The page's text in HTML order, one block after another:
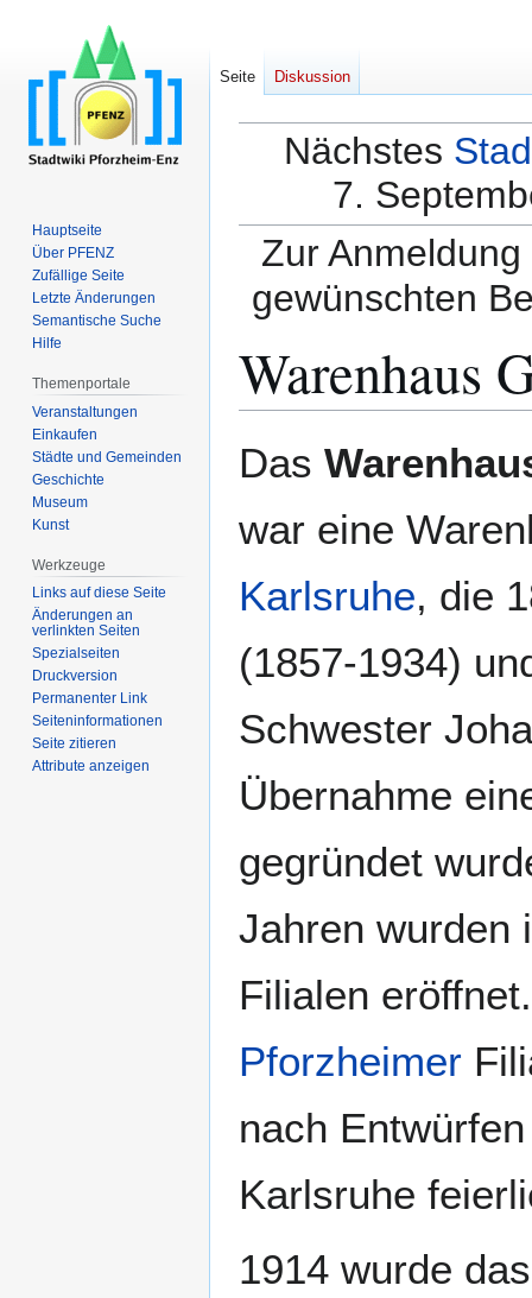
Nächstes
7.
Zur
gewünschten
Warenhaus
Navigation
Suche
Das
war eine
Karlsruhe, die
(1857-1934)
Schwester
Übernahme
gegründet
Jahren wurden
Filialen
Pforzheimer
nach
Karlsruhe
1914 wurde
Seite Diskussion
Hauptseite
Über PFENZ
Zufällige Seite
Letzte Änderungen
Semantische Suche
Hilfe
Themenportale
Veranstaltungen
Einkaufen
Städte und Gemeinden
Geschichte
Museum
Kunst
Werkzeuge
Links auf diese Seite
Änderungen an
verlinkten Seiten
Spezialseiten
Druckversion
Permanenter Link
Seiten­­informationen
Seite zitieren
Attribute anzeigen